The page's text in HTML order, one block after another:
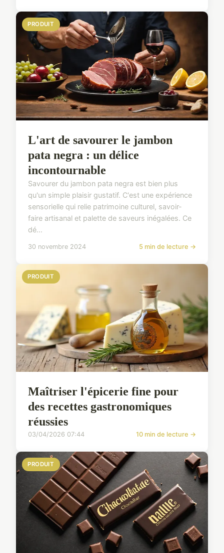
PRODUIT
L'art de savourer le jambon
pata negra : un délice
incontournable
Savourer du jambon pata negra est bien plus
qu'un simple plaisir gustatif. C'est une expérience
sensorielle qui relie patrimoine culturel, savoir-
faire artisanal et palette de saveurs inégalées. Ce
dé...
30 novembre 2024 5 min de lecture →
PRODUIT
Maîtriser l'épicerie fine pour
des recettes gastronomiques
réussies
03/04/2026 07:44 10 min de lecture →
PRODUIT